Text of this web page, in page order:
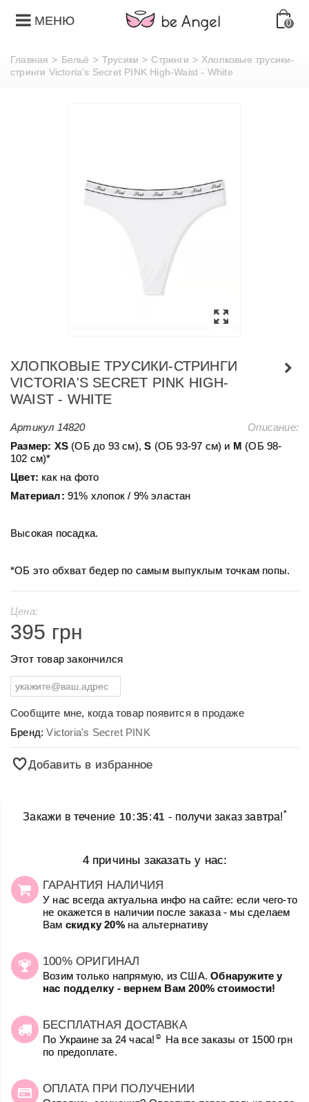
МЕНЮ 0
Главная > Бельё > Трусики > Стринги > Хлопковые трусики-
стринги Victoria's Secret PINK High-Waist - White
ХЛОПКОВЫЕ ТРУСИКИ-СТРИНГИ
VICTORIA'S SECRET PINK HIGH-
WAIST - WHITE
Артикул 14820
Описание:
Размер: ХS (ОБ до 93 см),S (ОБ 93-97 см) и М (ОБ 98-
102 см)*
Цвет: как на фото
Материал: 91% хлопок / 9% эластан
Высокая посадка.
*ОБ это обхват бедер по самым выпуклым точкам попы.
Цена:
395 грн
Этот товар закончился
Сообщите мне, когда товар появится в продаже
Бренд:Victoria's Secret PINK
Добавить в избранное
Закажи в течение 10:35:41 - получи заказ завтра!*
4 причины заказать у нас:
ГАРАНТИЯ НАЛИЧИЯ
У нас всегда актуальна инфо на сайте: если чего-то
не окажется в наличии после заказа - мы сделаем
Вам скидку 20%на альтернативу
100% ОРИГИНАЛ
Возим только напрямую, из США.Обнаружите у
нас подделку - вернем Вам 200% стоимости!
БЕСПЛАТНАЯ ДОСТАВКА
По Украине за 24 часа! ☺
На все заказы от 1500 грн
по предоплате.
ОПЛАТА ПРИ ПОЛУЧЕНИИ